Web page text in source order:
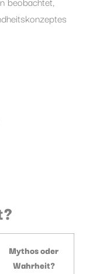
Mythos oder
Wahrheit?